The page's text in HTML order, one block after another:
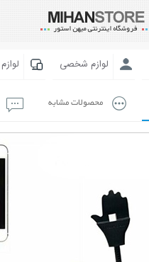
لوازم شخصی
محصولات مشابه